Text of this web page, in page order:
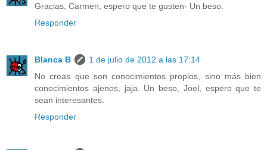
Gracias, Carmen, espero que te gusten- Un beso.
Responder
Blanca B
1 de julio de 2012 a las 17:14
No creas que son conocimientos propios, sino más bien
conocimientos ajenos, jaja. Un beso, Joel, espero que te
sean interesantes.
Responder